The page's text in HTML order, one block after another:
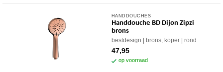
HANDDOUCHES
Handdouche BD Dijon Zipzi
brons
bestdesign brons, koper rond
47,95
op voorraad